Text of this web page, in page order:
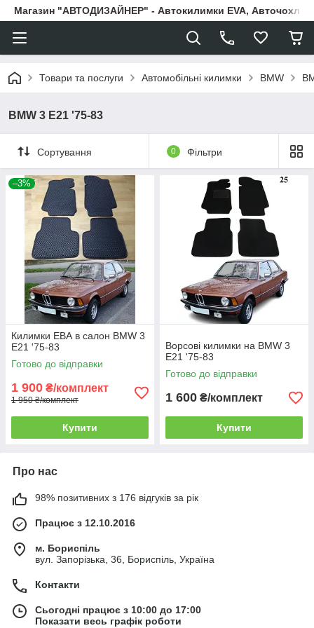
Магазин "АВТОДИЗАЙНЕР" - Автокилимки EVA, Авточохли,
Товари та послуги Автомобільні килимки BMW
BMW 3 E21 '75-83
Сортування 0 Фільтри
–3%
Килимки ЕВА в салон BMW 3
E21 '75-83
Готово до відправки
1 900 ₴/комплект
1 950 ₴/комплект
Купити
Ворсові килимки на BMW 3
E21 '75-83
Готово до відправки
1 600 ₴/комплект
Купити
Про нас
98% позитивних з 176 відгуків за рік
Працює з 12.10.2016
м. Бориспіль
вул. Запорізька, 36, Бориспіль, Україна
Контакти
Сьогодні працює з 10:00 до 17:00
Показати весь графік роботи